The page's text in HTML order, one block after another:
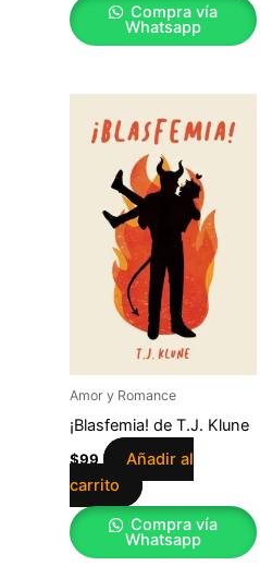
Compra vía
Whatsapp
Amor y Romance
¡Blasfemia! de T.J. Klune
$99
Añadir al
carrito
Compra vía
Whatsapp